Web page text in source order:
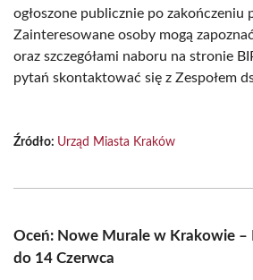
ogłoszone publicznie po zakończeniu
Zainteresowane osoby mogą
oraz szczegółami naboru na stronie
pytań skontaktować się z Zespołem
Źródło: Urząd Miasta Kraków
Oceń: Nowe Murale w Krakowie
do 14 Czerwca